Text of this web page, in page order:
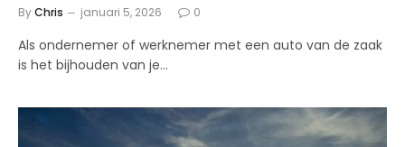
ByChris januari 5, 2026 0
Als ondernemer of werknemer met een auto van de zaak
is het bijhouden van je…